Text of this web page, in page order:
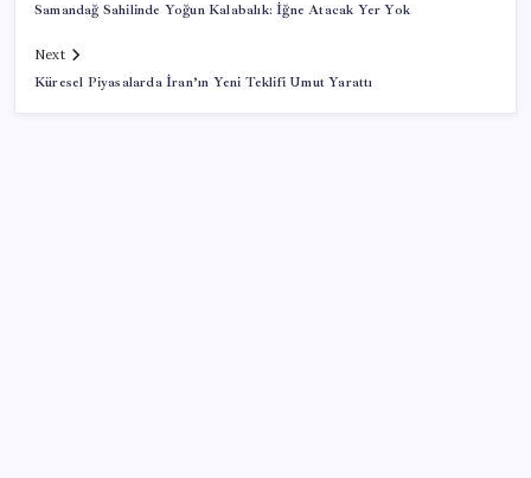
Samandağ Sahilinde Yoğun Kalabalık: İğne Atacak Yer Yok
Next
Küresel Piyasalarda İran’ın Yeni Teklifi Umut Yarattı